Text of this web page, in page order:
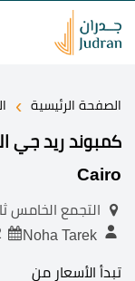
الصفحة الرئيسية ›
Cairo
التجمع الخامس
تبدأ الأسعار من